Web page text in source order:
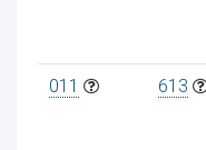
011 613